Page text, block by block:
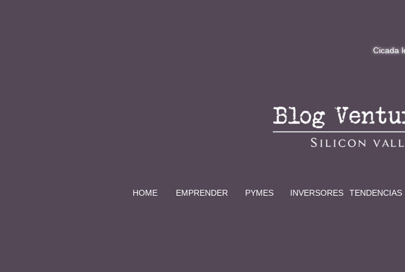
Cicada levanta
HOME EMPRENDER PYMES INVERSORES TENDENCIAS